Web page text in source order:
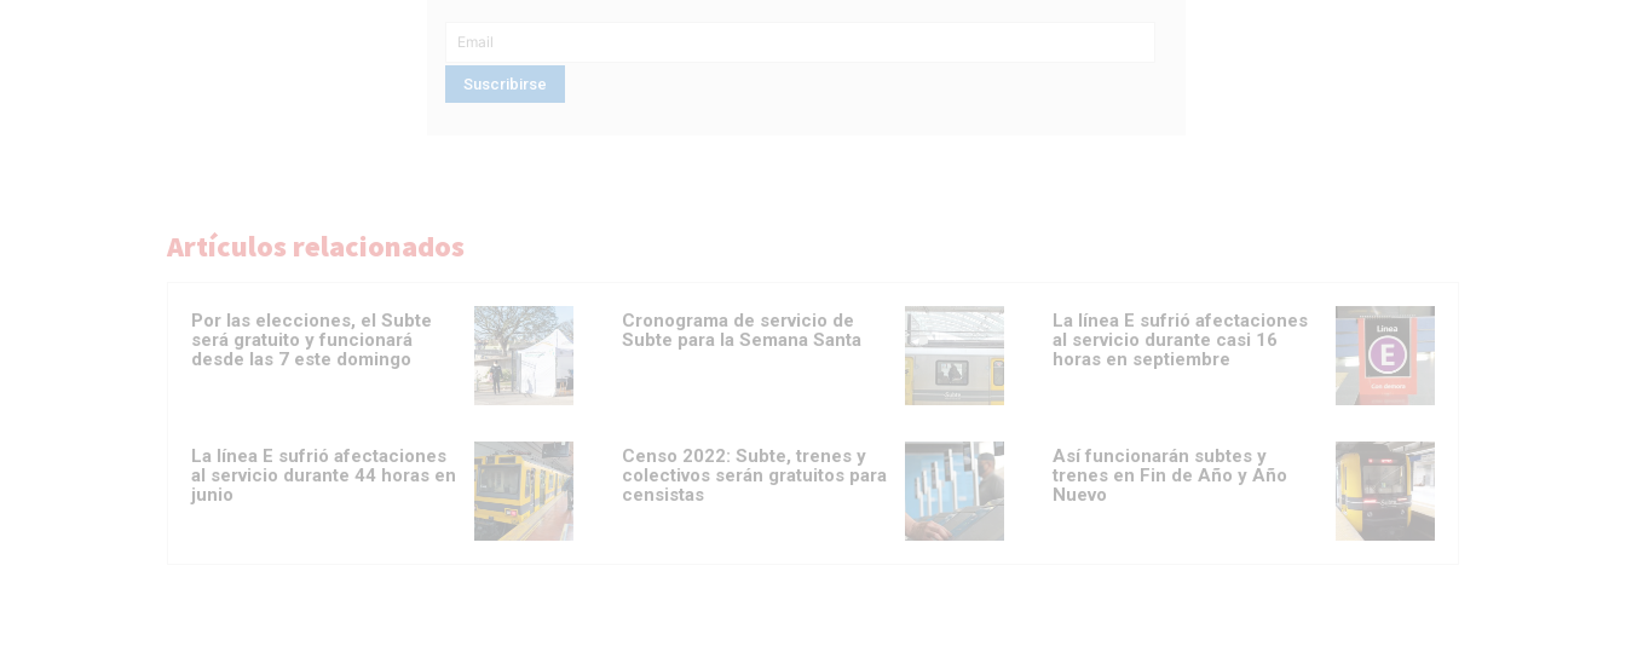
Artículos relacionados
Por las elecciones, el Subte
será gratuito y funcionará
desde las 7 este domingo
Cronograma de servicio de
Subte para la Semana Santa
La línea E sufrió afectaciones
al servicio durante casi 16
horas en septiembre
La línea E sufrió afectaciones
al servicio durante 44 horas en
junio
Censo 2022: Subte, trenes y
colectivos serán gratuitos para
censistas
Así funcionarán subtes y
trenes en Fin de Año y Año
Nuevo